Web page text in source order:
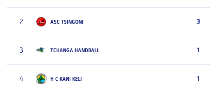
2 ASC TSINGONI 3
3 TCHANGA HANDBALL 1
4 H C KANI KELI 1